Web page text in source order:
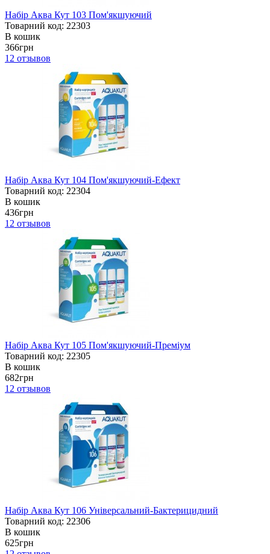
Набір Аква Кут 103 Пом'якшуючий
Товарний код: 22303
В кошик
366грн
12 отзывов
Набір Аква Кут 104 Пом'якшуючий-Ефект
Товарний код: 22304
В кошик
436грн
12 отзывов
Набір Аква Кут 105 Пом'якшуючий-Преміум
Товарний код: 22305
В кошик
682грн
12 отзывов
Набір Аква Кут 106 Універсальний-Бактерицидний
Товарний код: 22306
В кошик
625грн